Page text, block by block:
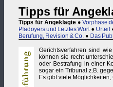
Tipps für
Tipps für Angeklagte ● Vorphase
Plädoyers und Letztes Wort ● Urteil
Berufung, Revision & Co. ● Das
Gerichtsverfahren sind
können sie recht
oder Bestrafung in einer
sogar ein Tribunal z.B.
Es gibt viele